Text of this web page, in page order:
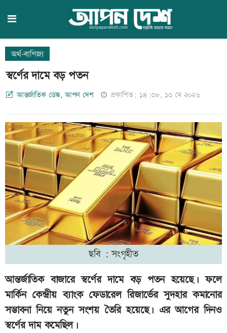
অর্থ-বাণিজ্য
স্বর্ণের দামে বড় পতন
আন্তর্জাতিক ডেস্ক, আপন দেশ প্রকাশিত: ১৪:৩৮, ১৩ মে ২০২৬
ছবি : সংগৃহীত
আন্তর্জাতিক বাজারে স্বর্ণের দামে বড় পতন হয়েছে। ফলে
মার্কিন কেন্দ্রীয় ব্যাংক ফেডারেল রিজার্ভের সুদহার কমানোর
সম্ভাবনা নিয়ে নতুন সংশয় তৈরি হয়েছে। এর আগের দিনও
স্বর্ণের দাম কমেছিল।